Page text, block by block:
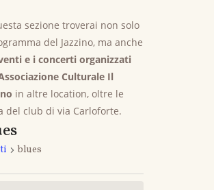
sezione troverai non solo
del Jazzino, ma anche
e i concerti organizzati
Culturale Il
in altre location, oltre le
del club di via Carloforte.
blues